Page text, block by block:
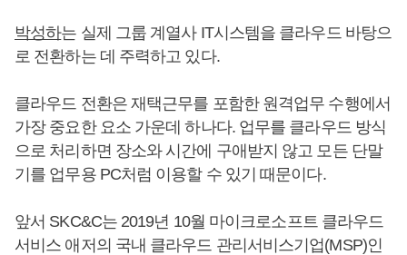
박성하는 실제 그룹 계열사 IT시스템을 클라우드 바탕으
로 전환하는 데 주력하고 있다.
클라우드 전환은 재택근무를 포함한 원격업무 수행에서
가장 중요한 요소 가운데 하나다. 업무를 클라우드 방식
으로 처리하면 장소와 시간에 구애받지 않고 모든 단말
기를 업무용 PC처럼 이용할 수 있기 때문이다.
앞서 SKC&C는 2019년 10월 마이크로소프트 클라우드
서비스 애저의 국내 클라우드 관리서비스기업(MSP)인